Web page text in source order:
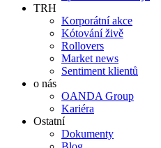
TRH
Korporátní akce
Kótování živě
Rollovers
Market news
Sentiment klientů
o nás
OANDA Group
Kariéra
Ostatní
Dokumenty